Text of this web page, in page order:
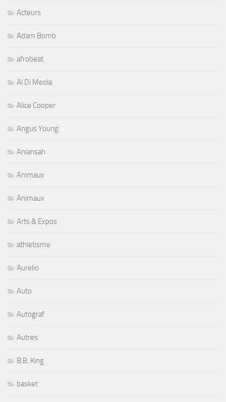
Acteurs
Adam Bomb
afrobeat
Al Di Meola
Alice Cooper
Angus Young
Aniansah
Animaux
Animaux
Arts & Expos
athletisme
Aurelio
Auto
Autograf
Autres
B.B. King
basket